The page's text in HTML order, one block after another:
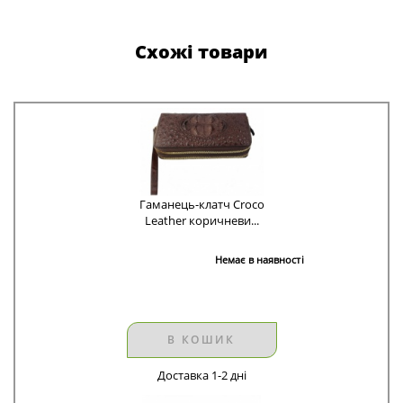
Схожі товари
Гаманець-клатч Croco
Leather коричневи...
Немає в наявності
В КОШИК
Доставка 1-2 дні